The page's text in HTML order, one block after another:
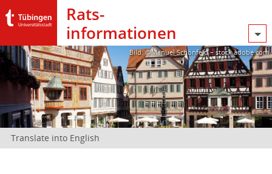
Rats­
informationen
Bild: @Manuel Schönfeld – stock.adobe.com
Translate into English